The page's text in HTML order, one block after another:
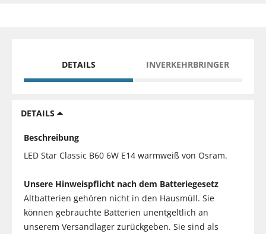
DETAILS INVERKEHRBRINGER
DETAILS
Beschreibung
LED Star Classic B60 6W E14 warmweiß von Osram.
Unsere Hinweispflicht nach dem Batteriegesetz
Altbatterien gehören nicht in den Hausmüll. Sie
können gebrauchte Batterien unentgeltlich an
unserem Versandlager zurückgeben. Sie sind als